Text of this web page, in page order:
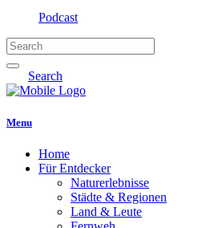
Podcast
Search
Menu
Home
Für Entdecker
Naturerlebnisse
Städte & Regionen
Land & Leute